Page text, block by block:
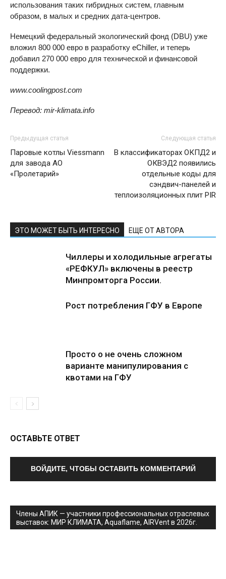
использования таких гибридных систем, главным
образом, в малых и средних дата-центров.
Немецкий федеральный экологический фонд (DBU) уже
вложил 800 000 евро в разработку eChiller, и теперь
добавил 270 000 евро для технической и финансовой
поддержки.
www.coolingpost.com
Перевод: mir-klimata.info
Предыдущая статья
Паровые котлы Viessmann
для завода АО
«Пролетарий»
Следующая статья
В классификаторах ОКПД2 и
ОКВЭД2 появились
отдельные коды для
сэндвич-панелей и
теплоизоляционных плит PIR
ЭТО МОЖЕТ БЫТЬ ИНТЕРЕСНО ЕЩЕ ОТ АВТОРА
Чиллеры и холодильные агрегаты
«РЕФКУЛ» включены в реестр
Минпромторга России.
Рост потребления ГФУ в Европе
Просто о не очень сложном
варианте манипулирования с
квотами на ГФУ
ОСТАВЬТЕ ОТВЕТ
ВОЙДИТЕ, ЧТОБЫ ОСТАВИТЬ КОММЕНТАРИЙ
Члены АПИК — участники профессиональных отраслевых
выставок: МИР КЛИМАТА, Aquaflame, AIRVent в 2026г.